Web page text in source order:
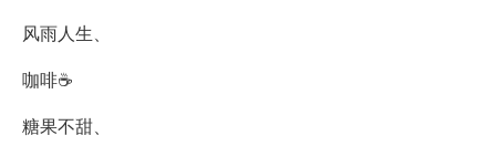
风雨人生、
咖啡☕
糖果不甜、